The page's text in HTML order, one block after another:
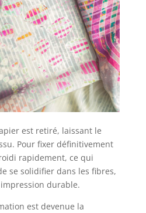
est retiré, laissant le
Pour fixer définitivement
rapidement, ce qui
se solidifier dans les fibres,
durable.
est devenue la